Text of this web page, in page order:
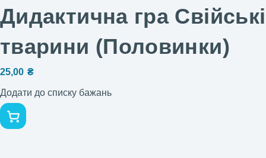
Дидактична гра Свійські
тварини (Половинки)
25,00 ₴
Додати до списку бажань